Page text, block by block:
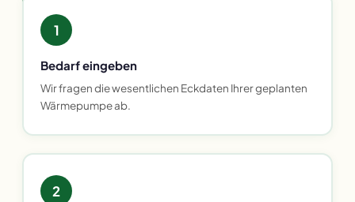
1
Bedarf eingeben
Wir fragen die wesentlichen Eckdaten Ihrer geplanten
Wärmepumpe ab.
2